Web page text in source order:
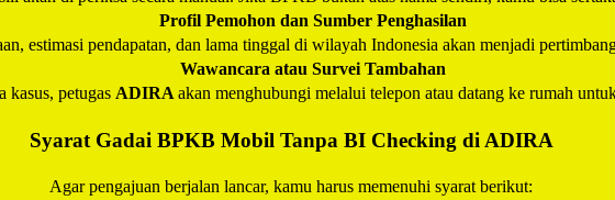
Profil Pemohon dan Sumber Penghasilan
estimasi pendapatan, dan lama tinggal di wilayah Indonesia akan menjadi
Wawancara atau Survei Tambahan
kasus, petugas ADIRA akan menghubungi melalui telepon atau datang ke rumah
Syarat Gadai BPKB Mobil Tanpa BI Checking di ADIRA
Agar pengajuan berjalan lancar, kamu harus memenuhi syarat berikut: